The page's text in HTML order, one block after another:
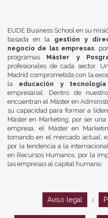
EUDE Business School en su
basada en la gestión y
negocio de las empresas,
programas Máster y
profesionales de cada sector.
Madrid comprometida con la
la educación y tecnología
empresarial. Dentro de
encuentran el Máster en
su capacidad para formar a
Máster en Marketing, por ser
empresa, el Máster en
tomando en el mercado actual,
por la tendencia a la
en Recursos Humanos, por la
las empresas al capital humano.
Aviso legal